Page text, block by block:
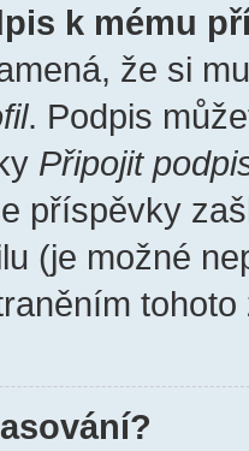
k mému
že si
. Podpis
Připojit
příspěvky
(je možné